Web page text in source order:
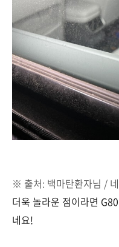
※ 출처: 백마탄환자님 /
더욱 놀라운 점이라면
네요!